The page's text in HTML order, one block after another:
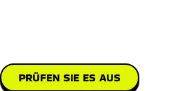
PRÜFEN SIE ES AUS